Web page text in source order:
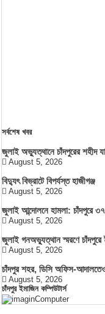
সর্বশেষ খবর
জুলাই অভ্যুত্থানে চাঁদপুরের শহীদ
August 5, 2026
বিদ্যুৎ বিভ্রাটে বিপর্যস্ত হাজীগঞ্জ
August 5, 2026
জুলাই আন্দোলনে হামলা: চাঁদপুরে
August 5, 2026
জুলাই গনঅভ্যুত্থান স্মরণে চাঁদপুরে
August 5, 2026
চাঁদপুর শহর, ডিসি অফিস-
August 5, 2026
চাঁদপুর ইমাজিন কম্পিউটার্স